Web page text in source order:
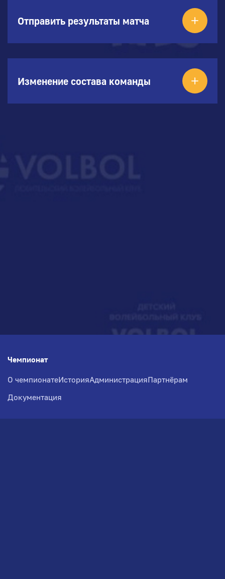
Отправить результаты матча
Изменение состава команды
Чемпионат
О чемпионатеИсторияАдминистрацияПартнёрам
Документация
Медиа